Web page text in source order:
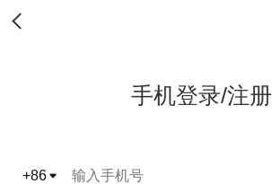
手机登录/注册
+86